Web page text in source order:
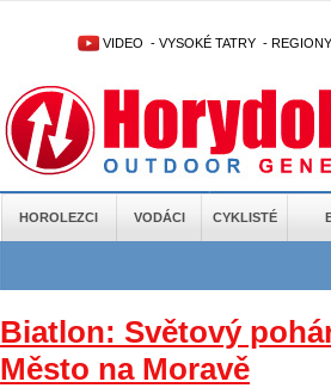
VIDEO - VYSOKÉ TATRY - REGIONY
HOROLEZCI VODÁCI CYKLISTÉ
Biatlon: Světový
Město na Moravě